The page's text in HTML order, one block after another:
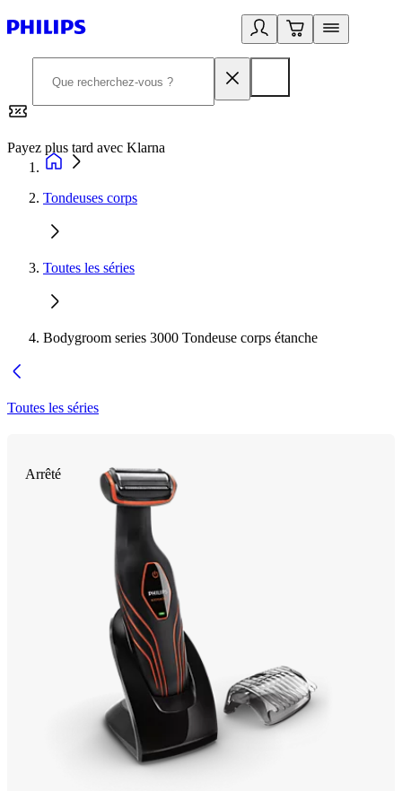
Payez plus tard avec Klarna
Tondeuses corps
Toutes les séries
Bodygroom series 3000 Tondeuse corps étanche
Toutes les séries
Arrêté